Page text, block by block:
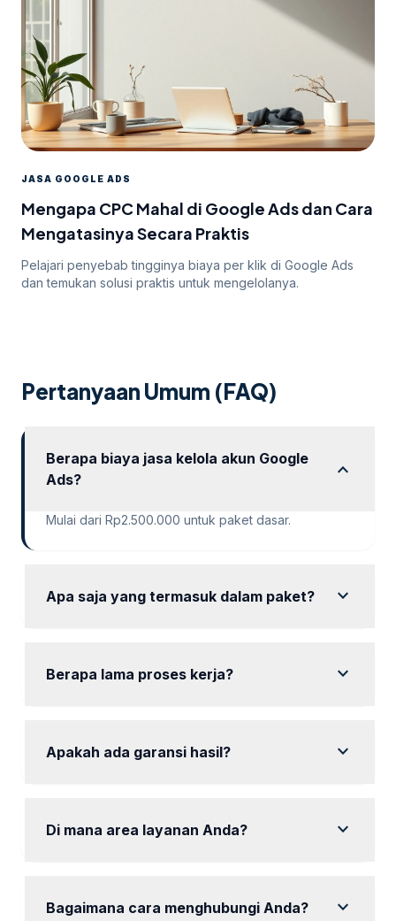
JASA GOOGLE ADS
Mengapa CPC Mahal di Google Ads dan Cara
Mengatasinya Secara Praktis
Pelajari penyebab tingginya biaya per klik di Google Ads
dan temukan solusi praktis untuk mengelolanya.
Pertanyaan Umum (FAQ)
Berapa biaya jasa kelola akun Google
Ads?
expand_more
Mulai dari Rp2.500.000 untuk paket dasar.
Apa saja yang termasuk dalam paket? expand_more
Berapa lama proses kerja? expand_more
Apakah ada garansi hasil? expand_more
Di mana area layanan Anda? expand_more
Bagaimana cara menghubungi Anda? expand_more